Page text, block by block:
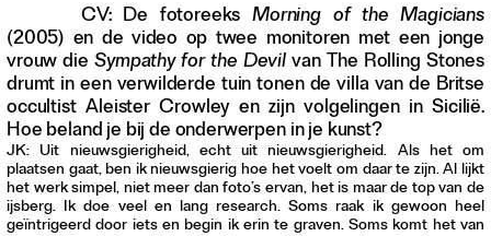
CV: De fotoreeksMorning of the Magicians
(2005) en de video op twee monitoren met een jonge
vrouw dieSympathy for the Devilvan The Rolling Stones
drumt in een verwilderde tuin tonen de villa van de Britse
occultist Aleister Crowley en zijn volgelingen in Sicilië.
Hoe beland je bij de onderwerpen in je kunst?
JK: Uit nieuwsgierigheid, echt uit nieuwsgierigheid. Als het om
plaatsen gaat, ben ik nieuwsgierig hoe het voelt om daar te zijn. Al lijkt
het werk simpel, niet meer dan foto’s ervan, het is maar de top van de
ijsberg. Ik doe veel en lang research. Soms raak ik gewoon heel
geïntrigeerd door iets en begin ik erin te graven. Soms komt het van